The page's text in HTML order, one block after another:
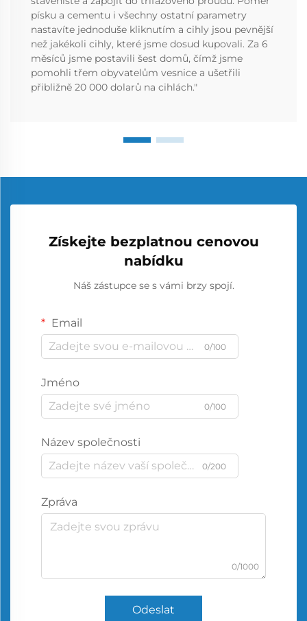
písku a cementu i všechny ostatní parametry
nastavíte jednoduše kliknutím a cihly jsou pevnější
než jakékoli cihly, které jsme dosud kupovali. Za 6
měsíců jsme postavili šest domů, čímž jsme
pomohli třem obyvatelům vesnice a ušetřili
přibližně 20 000 dolarů na cihlách."
Získejte bezplatnou cenovou
nabídku
Náš zástupce se s vámi brzy spojí.
Email
0/100
Jméno
0/100
Název společnosti
0/200
Zpráva
0/1000
Odeslat